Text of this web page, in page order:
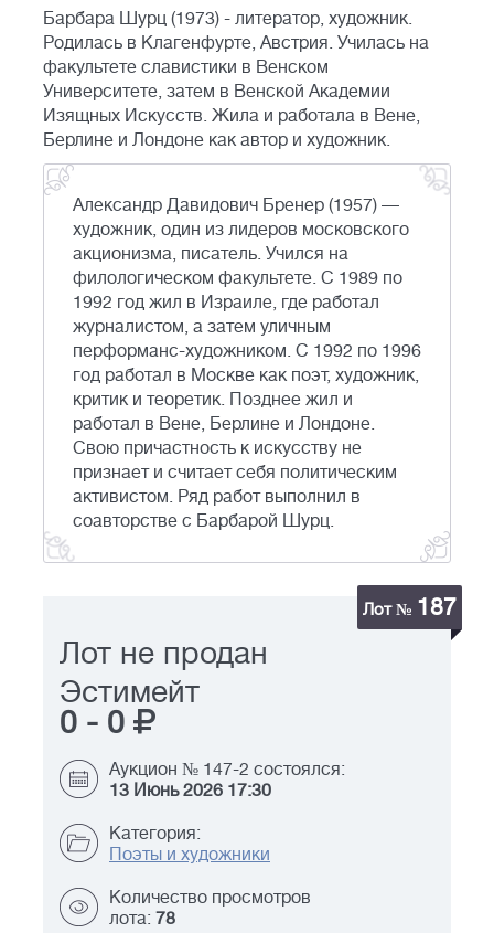
Барбара Шурц (1973) - литератор, художник.
Родилась в Клагенфурте, Австрия. Училась на
факультете славистики в Венском
Университете, затем в Венской Академии
Изящных Искусств. Жила и работала в Вене,
Берлине и Лондоне как автор и художник.
Александр Давидович Бренер (1957) —
художник, один из лидеров московского
акционизма, писатель. Учился на
филологическом факультете. С 1989 по
1992 год жил в Израиле, где работал
журналистом, а затем уличным
перформанс-художником. С 1992 по 1996
год работал в Москве как поэт, художник,
критик и теоретик. Позднее жил и
работал в Вене, Берлине и Лондоне.
Свою причастность к искусству не
признает и считает себя политическим
активистом. Ряд работ выполнил в
соавторстве с Барбарой Шурц.
Лот № 187
Лот не продан
Эстимейт
0 - 0
Аукцион № 147-2 состоялся:
13 Июнь 2026 17:30
Категория:
Поэты и художники
Количество просмотров
лота: 78